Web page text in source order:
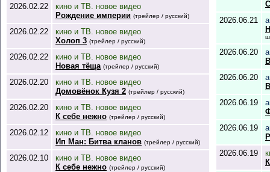
2026.02.22
кино и ТВ. новое видео
Рождение империи (трейлер / русский)
2026.02.22
кино и ТВ. новое видео
Холоп 3 (трейлер / русский)
2026.02.22
кино и ТВ. новое видео
Новая тёща (трейлер / русский)
2026.02.20
кино и ТВ. новое видео
Домовёнок Кузя 2 (трейлер / русский)
2026.02.20
кино и ТВ. новое видео
К себе нежно (трейлер / русский)
2026.02.12
кино и ТВ. новое видео
Ип Ман: Битва кланов (трейлер / русский)
2026.02.10
кино и ТВ. новое видео
К себе нежно (трейлер / русский)
2026.06.21
2026.06.20
2026.06.20
2026.06.19
2026.06.19
2026.06.19